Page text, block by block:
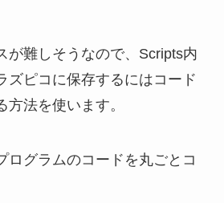
が難しそうなので、Scripts内
ズピコに保存するにはコード
方法を使います。
ログラムのコードを丸ごとコ